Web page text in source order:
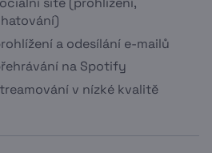
a odesílání e-mailů
na Spotify
v nízké kvalitě